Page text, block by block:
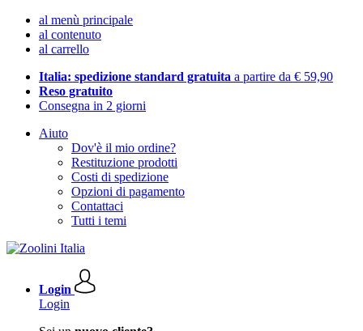
al menù principale
al contenuto
al carrello
Italia: spedizione standard gratuita a partire da € 59,90
Reso gratuito
Consegna in 2 giorni
Aiuto
Dov'è il mio ordine?
Restituzione prodotti
Costi di spedizione
Opzioni di pagamento
Contattaci
Tutti i temi
Login
Login